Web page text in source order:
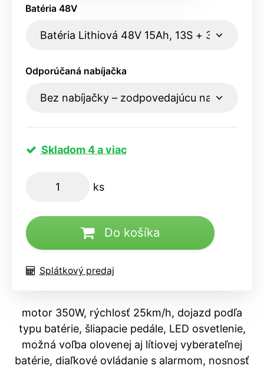
Batéria 48V
Odporúčaná nabíjačka
Skladom 4 a viac
ks
Do košíka
Splátkový predaj
motor 350W, rýchlosť 25km/h, dojazd podľa
typu batérie, šliapacie pedále, LED osvetlenie,
možná voľba olovenej aj lítiovej vyberateľnej
batérie, diaľkové ovládanie s alarmom, nosnosť